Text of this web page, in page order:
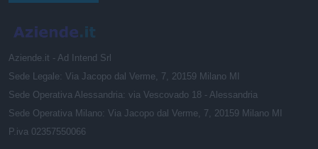
Aziende.it - Ad Intend Srl
Sede Legale: Via Jacopo dal Verme, 7, 20159 Milano MI
Sede Operativa Alessandria: via Vescovado 18 - Alessandria
Sede Operativa Milano: Via Jacopo dal Verme, 7, 20159 Milano MI
P.iva 02357550066